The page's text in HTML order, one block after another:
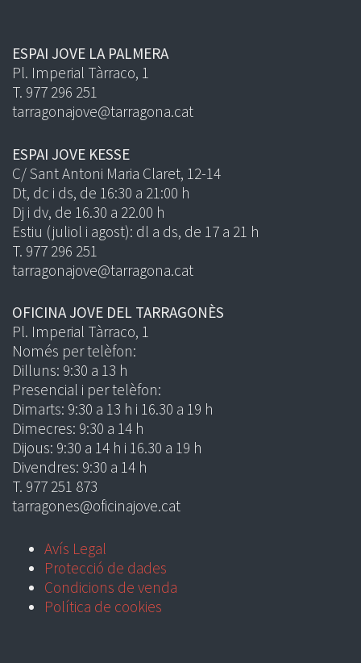
ESPAI JOVE LA PALMERA
Pl. Imperial Tàrraco, 1
T. 977 296 251
tarragonajove@tarragona.cat
ESPAI JOVE KESSE
C/ Sant Antoni Maria Claret, 12-14
Dt, dc i ds, de 16:30 a 21:00 h
Dj i dv, de 16.30 a 22.00 h
Estiu (juliol i agost): dl a ds, de 17 a 21 h
T. 977 296 251
tarragonajove@tarragona.cat
OFICINA JOVE DEL TARRAGONÈS
Pl. Imperial Tàrraco, 1
Només per telèfon:
Dilluns: 9:30 a 13 h
Presencial i per telèfon:
Dimarts: 9:30 a 13 h i 16.30 a 19 h
Dimecres: 9:30 a 14 h
Dijous: 9:30 a 14 h i 16.30 a 19 h
Divendres: 9:30 a 14 h
T. 977 251 873
tarragones@oficinajove.cat
Avís Legal
Protecció de dades
Condicions de venda
Política de cookies